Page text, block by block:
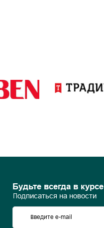
Будьте всегда в курсе
Подписаться на новости